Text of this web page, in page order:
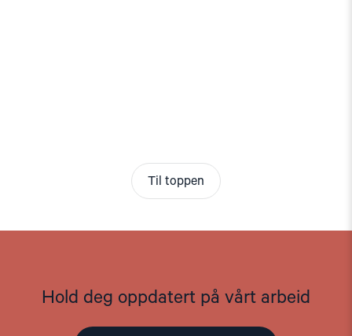
Til toppen
Hold deg oppdatert på vårt arbeid